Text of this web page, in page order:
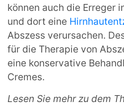
können auch die Erreger
und dort eine
Abszess verursachen.
für die Therapie von
eine konservative
Cremes.
Lesen Sie mehr zu dem